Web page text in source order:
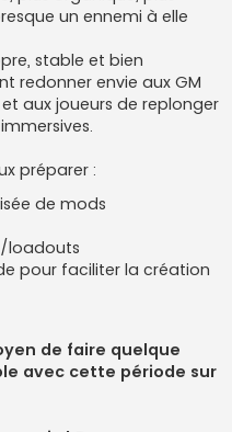
un ennemi à elle
stable et bien
redonner envie aux GM
aux joueurs de replonger
préparer :
de mods
loadouts
pour faciliter la création
de faire quelque
avec cette période sur